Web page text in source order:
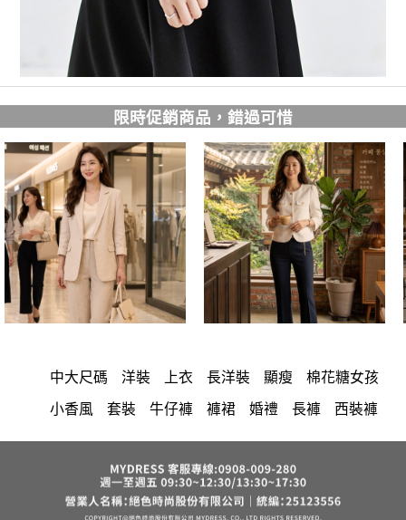
限時促銷商品，錯過可惜
中大尺碼 洋裝 上衣 長洋裝 顯瘦 棉花糖女孩
小香風 套裝 牛仔褲 褲裙 婚禮 長褲 西裝褲
雪紡 正韓 洋裝 涼感 短洋裝 裙子
洋裝 大衣 氣質輕熟女外套式連身裙 長裙
收腰 針織 短褲 夏天 V領 保暖 禮服